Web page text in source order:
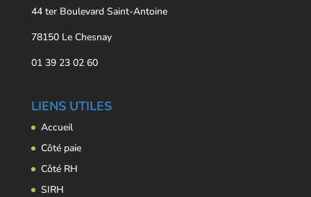
44 ter Boulevard Saint-Antoine
78150 Le Chesnay
01 39 23 02 60
LIENS UTILES
Accueil
Côté paie
Côté RH
SIRH